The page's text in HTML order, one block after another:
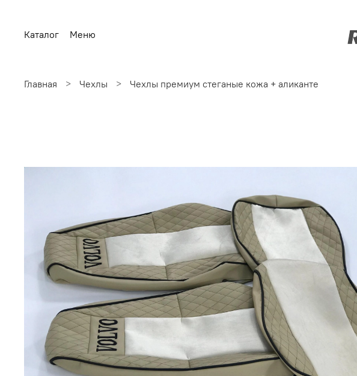
Каталог Меню
Главная Чехлы Чехлы премиум стеганые кожа + аликанте